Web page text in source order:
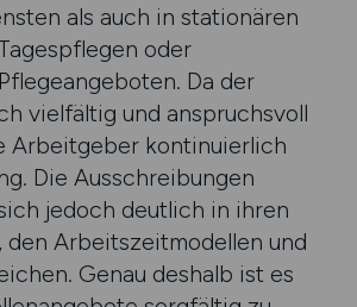
als auch in stationären
oder
Da der
vielfältig und anspruchsvoll
Arbeitgeber kontinuierlich
Die Ausschreibungen
jedoch deutlich in ihren
den Arbeitszeitmodellen und
Genau deshalb ist es